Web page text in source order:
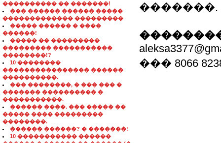
���������� �� �������!
��� ������ ������ �����
������������� ���������
����� ������ � ����
������!
����� �� ���������
��������� �����������
��������!?
10 ��������
���������������� ������
����������.
��� ��������, � ��� ��� �
������� ���������� �
�����������.
������ ����. ��� ����� ��
����� ���� ���������
��������.
������ ������? � �������!
10 ����������� ������
�������.
��� 8066